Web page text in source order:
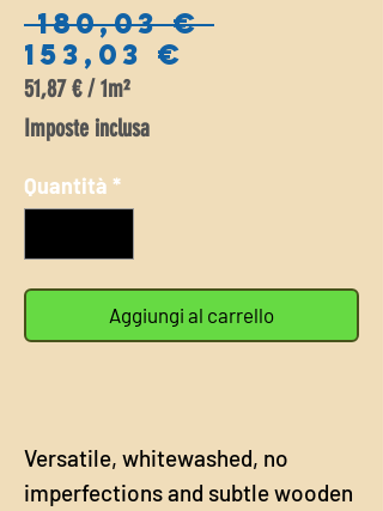
180,03 € Prezzo
153,03 €
51,87 € /1m²
51,87 €
ogni
1
Metro
Imposte inclusa
Quantità *
Aggiungi al carrello
Versatile, whitewashed, no
imperfections and subtle wooden